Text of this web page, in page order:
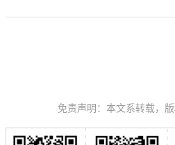
免责声明：本文系转载，